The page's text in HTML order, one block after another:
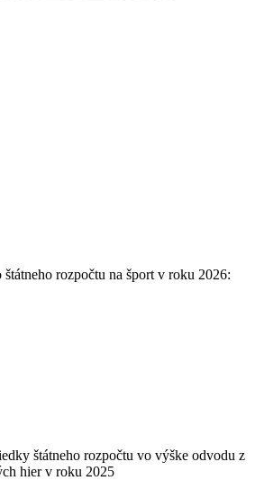
rozpočtu na šport v roku 2026:
štátneho rozpočtu vo výške odvodu z
hier v roku 2025